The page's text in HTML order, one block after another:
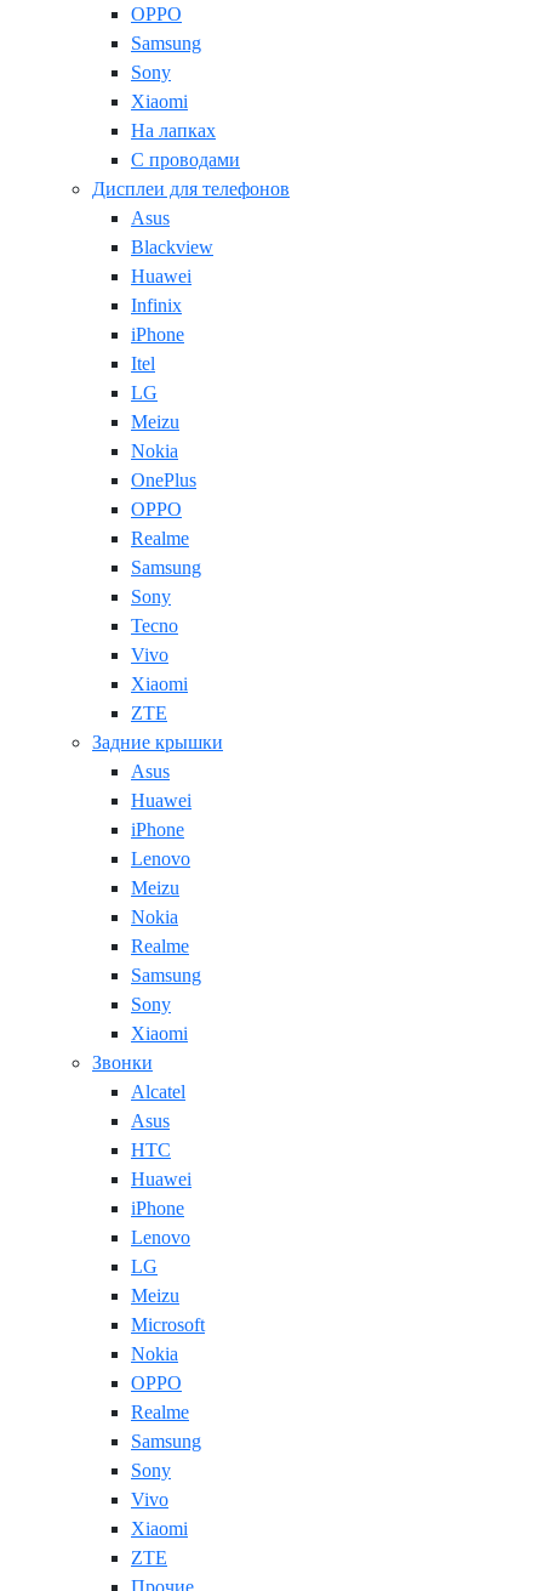
OPPO
Samsung
Sony
Xiaomi
На лапках
С проводами
Дисплеи для телефонов
Asus
Blackview
Huawei
Infinix
iPhone
Itel
LG
Meizu
Nokia
OnePlus
OPPO
Realme
Samsung
Sony
Tecno
Vivo
Xiaomi
ZTE
Задние крышки
Asus
Huawei
iPhone
Lenovo
Meizu
Nokia
Realme
Samsung
Sony
Xiaomi
Звонки
Alcatel
Asus
HTC
Huawei
iPhone
Lenovo
LG
Meizu
Microsoft
Nokia
OPPO
Realme
Samsung
Sony
Vivo
Xiaomi
ZTE